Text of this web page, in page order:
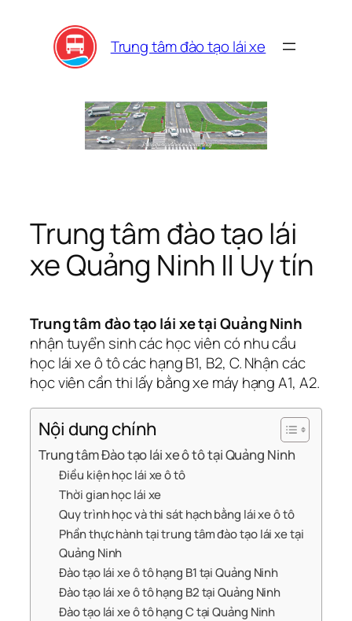
content
Trung tâm đào tạo lái xe
Trung tâm đào tạo lái
xe Quảng Ninh || Uy tín
Trung tâm đào tạo lái xe tại Quảng Ninh
nhận tuyển sinh các học viên có nhu cầu
học lái xe ô tô các hạng B1, B2, C. Nhận các
học viên cần thi lấy bằng xe máy hạng A1, A2.
Nội dung chính
Trung tâm Đào tạo lái xe ô tô tại Quảng Ninh
Điều kiện học lái xe ô tô
Thời gian học lái xe
Quy trình học và thi sát hạch bằng lái xe ô tô
Phần thực hành tại trung tâm đào tạo lái xe tại
Quảng Ninh
Đào tạo lái xe ô tô hạng B1 tại Quảng Ninh
Đào tạo lái xe ô tô hạng B2 tại Quảng Ninh
Đào tạo lái xe ô tô hạng C tại Quảng Ninh